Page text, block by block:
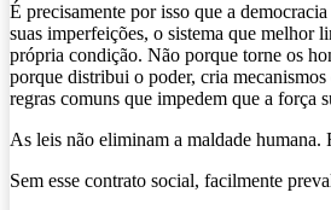
É precisamente por isso que a
suas imperfeições, o sistema que melhor
própria condição. Não porque torne os
porque distribui o poder, cria mecanismos
regras comuns que impedem que a força
As leis não eliminam a maldade humana.
Sem esse contrato social, facilmente